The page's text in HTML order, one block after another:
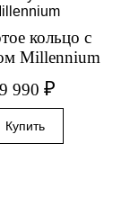
кольцо с
Millennium
990 ₽